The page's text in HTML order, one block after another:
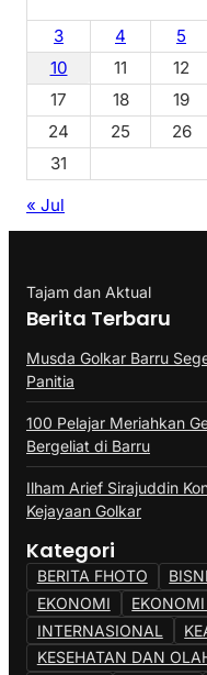
3
4 5
10
11 12
17
18 19
24
25 26
31
« Jul
Tajam dan Aktual
Berita Terbaru
Musda Golkar Barru
Panitia
100 Pelajar Meriahkan
Bergeliat di Barru
Ilham Arief Sirajuddin
Kejayaan Golkar
Kategori
BERITA FHOTO
EKONOMI
INTERNASIONAL
KESEHATAN DAN